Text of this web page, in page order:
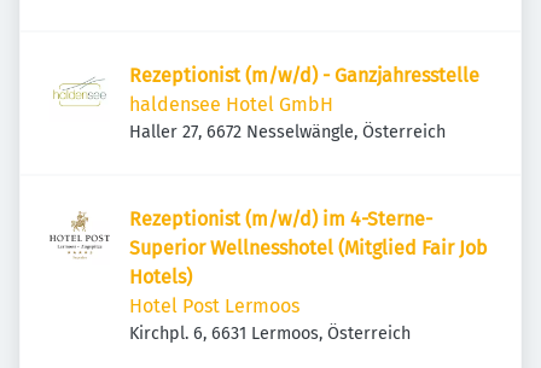
Rezeptionist (m/w/d) - Ganzjahresstelle
haldensee Hotel GmbH
Haller 27, 6672 Nesselwängle, Österreich
Rezeptionist (m/w/d) im 4-Sterne-
Superior Wellnesshotel (Mitglied Fair Job
Hotels)
Hotel Post Lermoos
Kirchpl. 6, 6631 Lermoos, Österreich